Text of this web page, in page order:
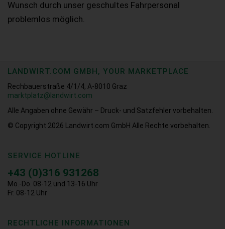
Wunsch durch unser geschultes Fahrpersonal
problemlos möglich.
LANDWIRT.COM GMBH, YOUR MARKETPLACE
Rechbauerstraße 4/1/4, A-8010 Graz
marktplatz@landwirt.com
Alle Angaben ohne Gewähr – Druck- und Satzfehler vorbehalten.
© Copyright 2026
Landwirt.com GmbH Alle Rechte vorbehalten.
SERVICE HOTLINE
+43 (0)316 931268
Mo.-Do. 08-12 und 13-16 Uhr
Fr. 08-12 Uhr
RECHTLICHE INFORMATIONEN